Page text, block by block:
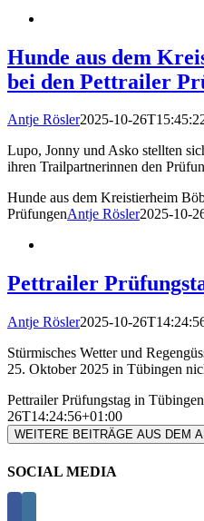
Hunde aus dem
bei den Pettrailer
Antje Rösler2025-10-
Lupo, Jonny und Asko stellten
ihren Trailpartnerinnen den
Hunde aus dem Kreistierheim
PrüfungenAntje Rösler2025-10-
Pettrailer
Antje Rösler2025-10-
Stürmisches Wetter und
25. Oktober 2025 in Tübingen
Pettrailer Prüfungstag in Tübingen
26T14:24:56+01:00
WEITERE BEITRÄGE AUS DEM
SOCIAL MEDIA